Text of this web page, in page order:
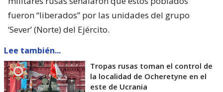
fueron “liberados” por las unidades del grupo
‘Sever’ (Norte) del Ejército.
Lee también...
Tropas rusas toman el control de
la localidad de Ocheretyne en el
este de Ucrania